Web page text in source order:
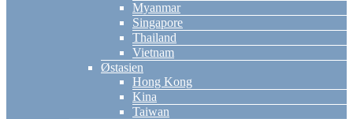
Myanmar
Singapore
Thailand
Vietnam
Østasien
Hong Kong
Kina
Taiwan